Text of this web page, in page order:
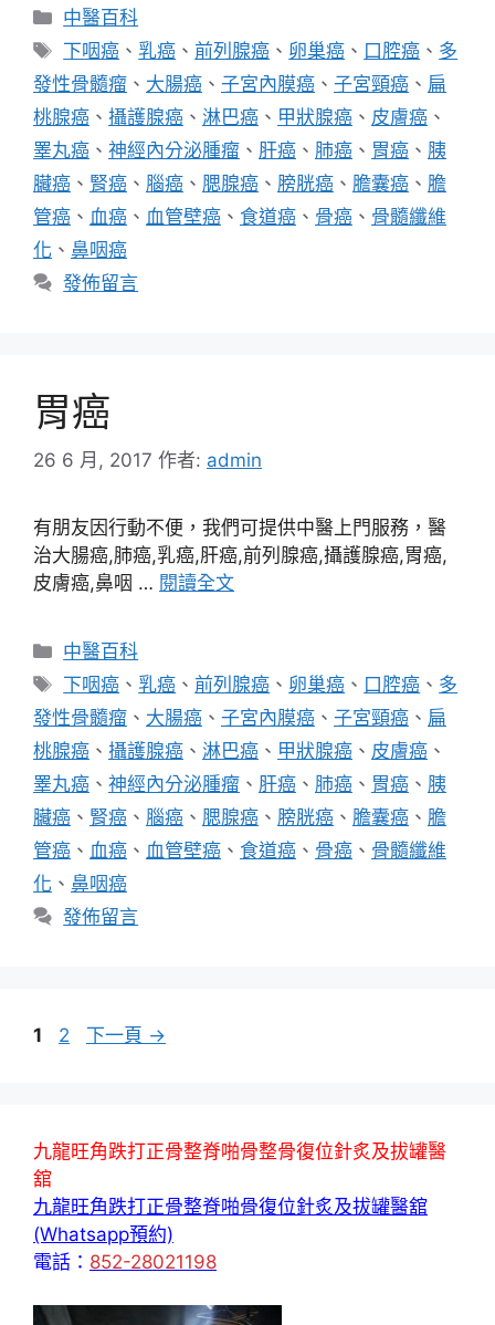
分
類
中醫百科
標
籤
下咽癌 、 乳癌 、前列腺癌 、 卵巢癌 、 口腔癌 、 多
發性骨髓瘤 、 大腸癌 、 子宮內膜癌 、 子宮頸癌 、 扁
桃腺癌 、 攝護腺癌 、 淋巴癌 、 甲狀腺癌 、 皮膚癌 、
睪丸癌 、 神經內分泌腫瘤 、 肝癌 、 肺癌 、 胃癌 、 胰
臟癌 、 腎癌 、 腦癌 、 腮腺癌 、 膀胱癌 、 膽囊癌 、 膽
管癌 、 血癌 、 血管壁癌 、 食道癌 、 骨癌 、 骨髓纖維
化 、 鼻咽癌
發佈留言
胃癌
26 6 月, 2017 作者: admin
有朋友因行動不便，我們可提供中醫上門服務，醫
治大腸癌,肺癌,乳癌,肝癌,前列腺癌,攝護腺癌,胃癌,
皮膚癌,鼻咽 … 閱讀全文
分
類
中醫百科
標
籤
下咽癌 、 乳癌 、前列腺癌 、 卵巢癌 、 口腔癌 、 多
發性骨髓瘤 、 大腸癌 、 子宮內膜癌 、 子宮頸癌 、 扁
桃腺癌 、 攝護腺癌 、 淋巴癌 、 甲狀腺癌 、 皮膚癌 、
睪丸癌 、 神經內分泌腫瘤 、 肝癌 、 肺癌 、 胃癌 、 胰
臟癌 、 腎癌 、 腦癌 、 腮腺癌 、 膀胱癌 、 膽囊癌 、 膽
管癌 、 血癌 、 血管壁癌 、 食道癌 、 骨癌 、 骨髓纖維
化 、 鼻咽癌
發佈留言
頁
1
頁
2 下一頁 →
九龍旺角跌打正骨整脊啪骨整骨復位針炙及拔罐醫
舘
九龍旺角跌打正骨整脊啪骨復位針炙及拔罐醫舘
(Whatsapp預約)
電話： 852-28021198